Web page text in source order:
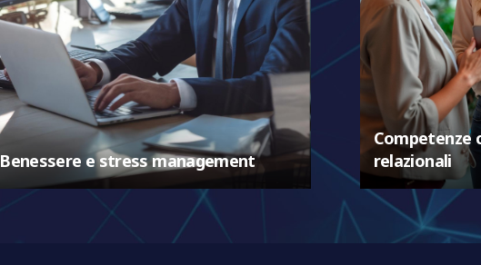
Benessere e stress management
Competenze
relazionali